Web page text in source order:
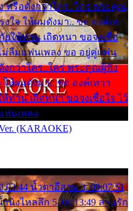
หรือดังกว่าใคร..ใคร พระคุณ
ใจ ให้ผมดังมา.. ขอ องค์เท
ให้ท่าน เถิดหนา ขอจงเชื่อ
ม่ลืมแฟนเพลง ขอ อยู่คู่แฟน
งกว่าใคร..ใคร พระคุณผู้ฟัง
ห้ผมดังมา.. ขอ องค์เทวา
าน เถิดหนา ขอจงเชื่อใจ ไว้
ฟนเพลง
(KARAOKE)
น้ำตาอีสาน 3. 00:07:51
นิ่งไหลลึก 5. 00:13:49 ลานรัก